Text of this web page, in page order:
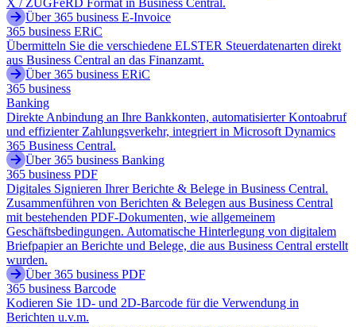
X / ZUGFeRD Format in Business Central.
Über 365 business E-Invoice
365 business ERiC
Übermitteln Sie die verschiedene ELSTER Steuerdatenarten direkt
aus Business Central an das Finanzamt.
Über 365 business ERiC
365 business
Banking
Direkte Anbindung an Ihre Bankkonten, automatisierter Kontoabruf
und effizienter Zahlungsverkehr, integriert in Microsoft Dynamics
365 Business Central.
Über 365 business Banking
365 business PDF
Digitales Signieren Ihrer Berichte & Belege in Business Central.
Zusammenführen von Berichten & Belegen aus Business Central
mit bestehenden PDF-Dokumenten, wie allgemeinem
Geschäftsbedingungen. Automatische Hinterlegung von digitalem
Briefpapier an Berichte und Belege, die aus Business Central erstellt
wurden.
Über 365 business PDF
365 business Barcode
Kodieren Sie 1D- und 2D-Barcode für die Verwendung in
Berichten u.v.m.